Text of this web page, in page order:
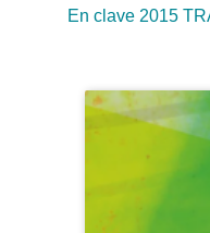
En clave 2015